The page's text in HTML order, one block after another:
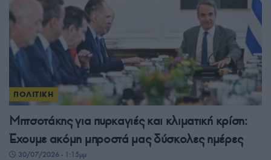
ΠΟΛΙΤΙΚΗ
Μητσοτάκης για πυρκαγιές και κλιματική κρίση:
Έχουμε ακόμη μπροστά μας δύσκολες ημέρες
30/07/2026 - 1:15μμ